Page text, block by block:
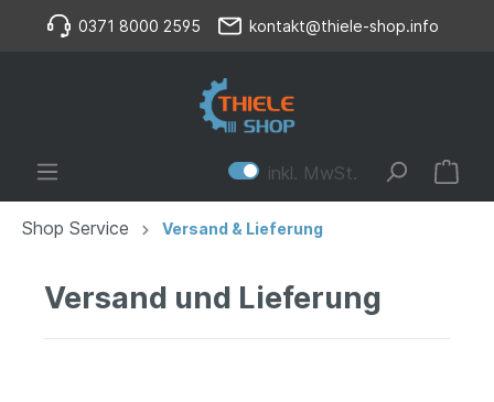
0371 8000 2595 kontakt@thiele-shop.info
inkl. MwSt.
Shop Service Versand & Lieferung
Versand und Lieferung